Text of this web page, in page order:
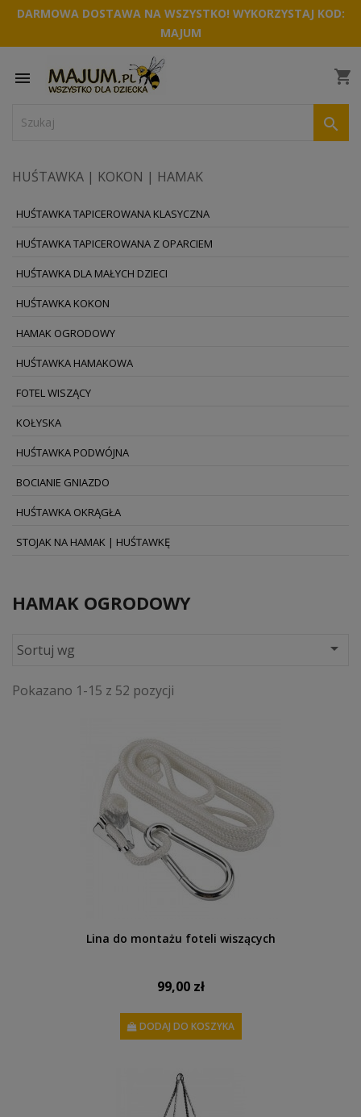
DARMOWA DOSTAWA NA WSZYSTKO! WYKORZYSTAJ KOD:
MAJUM
 shopping_cart

HUŚTAWKA | KOKON | HAMAK
HUŚTAWKA TAPICEROWANA KLASYCZNA
HUŚTAWKA TAPICEROWANA Z OPARCIEM
HUŚTAWKA DLA MAŁYCH DZIECI
HUŚTAWKA KOKON
HAMAK OGRODOWY
HUŚTAWKA HAMAKOWA
FOTEL WISZĄCY
KOŁYSKA
HUŚTAWKA PODWÓJNA
BOCIANIE GNIAZDO
HUŚTAWKA OKRĄGŁA
STOJAK NA HAMAK | HUŚTAWKĘ
HAMAK OGRODOWY
Sortuj wg 
Pokazano 1-15 z 52 pozycji
Lina do montażu foteli wiszących
99,00 zł
DODAJ DO KOSZYKA